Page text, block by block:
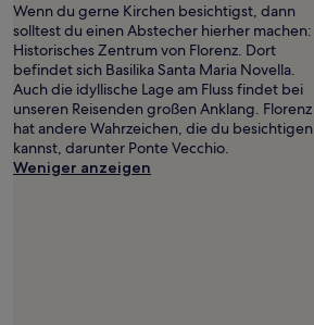
Wenn du gerne Kirchen besichtigst, dann
solltest du einen Abstecher hierher machen:
Historisches Zentrum von Florenz. Dort
befindet sich Basilika Santa Maria Novella.
Auch die idyllische Lage am Fluss findet bei
unseren Reisenden großen Anklang. Florenz
hat andere Wahrzeichen, die du besichtigen
kannst, darunter Ponte Vecchio.
Weniger anzeigen